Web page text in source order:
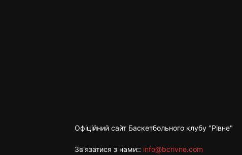
Офіційний сайт Баскетбольного клубу "Рівне"
Зв'язатися з нами:: info@bcrivne.com